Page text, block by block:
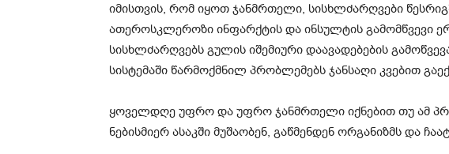
იმისთვის, რომ იყოთ ჯანმრთელი, სისხლძარღვები
ათეროსკლეროზი ინფარქტის და ინსულტის გამომწვევი
სისხლძარღვებს გულის იშემიური დაავადებების
სისტემაში წარმოქმნილ პრობლემებს ჯანსაღი კვებით
ყოველდღე უფრო და უფრო ჯანმრთელი იქნებით თუ ამ
ნებისმიერ ასაკში მუშაობენ, გაწმენდენ ორგანიზმს და